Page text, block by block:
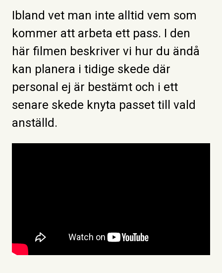
Ibland vet man inte alltid vem som
kommer att arbeta ett pass. I den
här filmen beskriver vi hur du ändå
kan planera i tidige skede där
personal ej är bestämt och i ett
senare skede knyta passet till vald
anställd.